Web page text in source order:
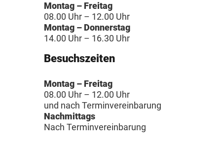
Montag – Freitag
08.00 Uhr – 12.00 Uhr
Montag – Donnerstag
14.00 Uhr – 16.30 Uhr
Besuchszeiten
Montag – Freitag
08.00 Uhr – 12.00 Uhr
und nach Terminvereinbarung
Nachmittags
Nach Terminvereinbarung